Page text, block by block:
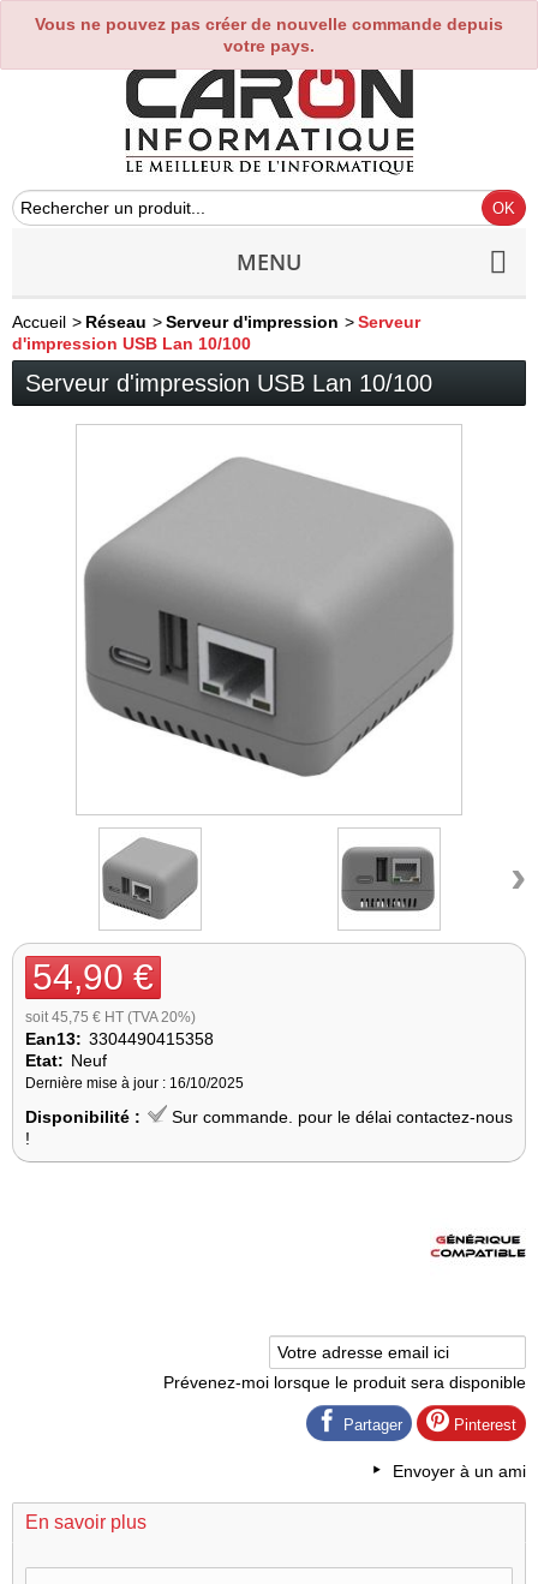
Vous ne pouvez pas créer de nouvelle commande depuis
votre pays.
0
MENU
Accueil > Réseau >Serveur d'impression >Serveur
d'impression USB Lan 10/100
Serveur d'impression USB Lan 10/100
›
54,90 €
soit 45,75 € HT (TVA 20%)
Ean13: 3304490415358
Etat: Neuf
Dernière mise à jour : 16/10/2025
Disponibilité :
Sur commande. pour le délai contactez-nous
!
Prévenez-moi lorsque le produit sera disponible
Partager Pinterest
Envoyer à un ami
En savoir plus